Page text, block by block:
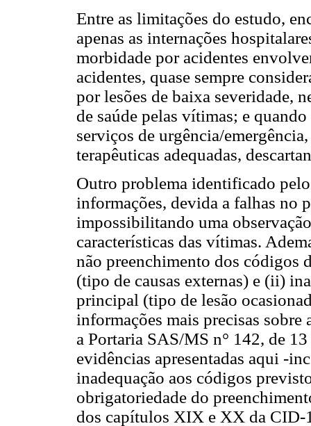
Entre as limitações do estudo,
apenas as internações
morbidade por acidentes
acidentes, quase sempre
por lesões de baixa severidade,
de saúde pelas vítimas; e
serviços de urgência/
terapêuticas adequadas,
Outro problema identificado
informações, devida a falhas no
impossibilitando uma
características das vítimas.
não preenchimento dos códigos
(tipo de causas externas) e (ii)
principal (tipo de lesão
informações mais precisas sobre
a Portaria SAS/MS n° 142, de
evidências apresentadas aqui -
inadequação aos códigos
obrigatoriedade do
dos capítulos XIX e XX da CID-